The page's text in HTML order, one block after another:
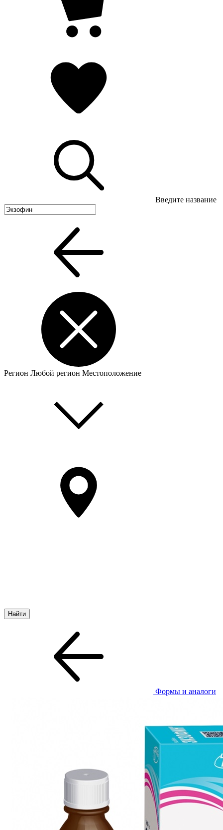
Введите название
Регион Любой регион Местоположение
Формы и аналоги